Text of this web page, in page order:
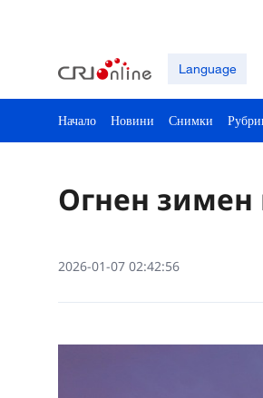
Language
Начало Новини Снимки
Огнен зимен
2026-01-07 02:42:56